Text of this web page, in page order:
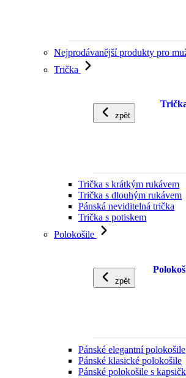
Nejprodávanější produkty pro
Trička
zpět
Trička s krátkým rukávem
Trička s dlouhým rukávem
Pánská neviditelná trička
Trička s potiskem
Polokošile
zpět
Pánské elegantní polokošile
Pánské klasické polokošile
Pánské polokošile s